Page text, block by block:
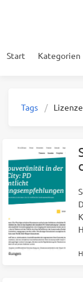
Start Kategorien
Tags